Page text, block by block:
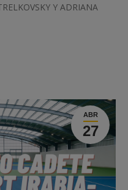
Y ADRIANA
ABR
27